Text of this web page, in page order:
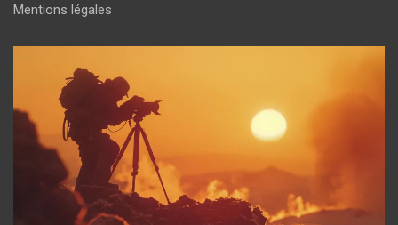
Mentions légales